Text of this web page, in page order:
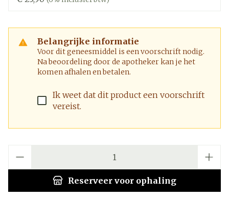
Belangrijke informatie
Voor dit geneesmiddel is een voorschrift nodig.
Na beoordeling door de apotheker kan je het
komen afhalen en betalen.
Ik weet dat dit product een voorschrift
vereist.
Reserveer voor ophaling